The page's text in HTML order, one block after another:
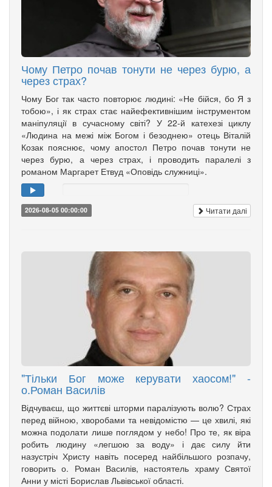
Чому Петро почав тонути не через бурю, а
через страх?
Чому Бог так часто повторює людині: «Не бійся, бо Я з
тобою», і як страх стає найефективнішим інструментом
маніпуляції в сучасному світі? У 22-й катехезі циклу
«Людина на межі між Богом і безоднею» отець Віталій
Козак пояснює, чому апостол Петро почав тонути не
через бурю, а через страх, і проводить паралелі з
романом Маргарет Етвуд «Оповідь служниці».
2026-08-05 00:00:00 Читати далі
"Тільки Бог може керувати хаосом!" -
о.Роман Василів
Відчуваєш, що життєві шторми паралізують волю? Страх
перед війною, хворобами та невідомістю — це хвилі, які
можна подолати лише поглядом у небо! Про те, як віра
робить людину «легшою за воду» і дає силу йти
назустріч Христу навіть посеред найбільшого розпачу,
говорить о. Роман Василів, настоятель храму Святої
Анни у місті Борислав Львівської області.